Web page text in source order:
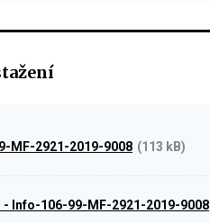
MF-2921-2019-9008 (113 kB)
- Info-106-99-MF-2921-2019-9008